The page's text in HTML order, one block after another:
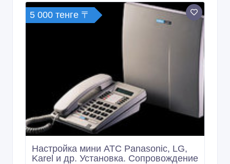
5 000 тенге 〒
Настройка мини АТС Panasonic, LG,
Karel и др. Установка. Сопровождение